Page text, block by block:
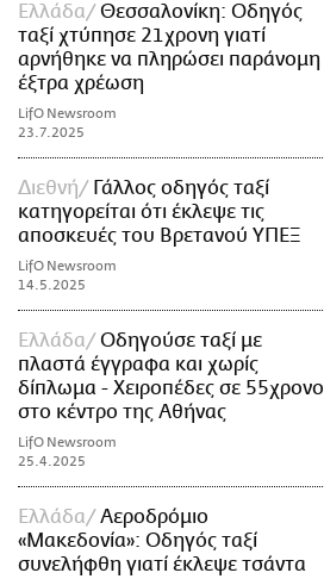
Ελλάδα
Θεσσαλονίκη: Οδηγός
ταξί χτύπησε 21χρονη γιατί
αρνήθηκε να πληρώσει παράνομη
έξτρα χρέωση
LifO Newsroom
23.7.2025
Διεθνή
Γάλλος οδηγός ταξί
κατηγορείται ότι έκλεψε τις
αποσκευές του Βρετανού ΥΠΕΞ
LifO Newsroom
14.5.2025
Ελλάδα
Οδηγούσε ταξί με
πλαστά έγγραφα και χωρίς
δίπλωμα - Χειροπέδες σε 55χρονο
στο κέντρο της Αθήνας
LifO Newsroom
25.4.2025
Ελλάδα
Αεροδρόμιο
«Μακεδονία»: Οδηγός ταξί
συνελήφθη γιατί έκλεψε τσάντα